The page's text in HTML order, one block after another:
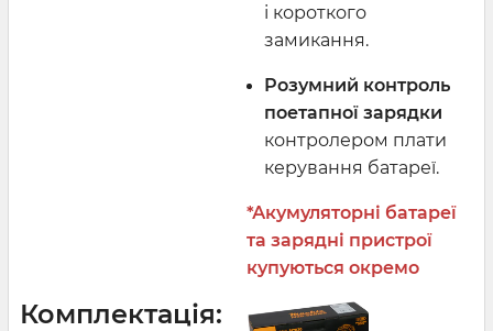
і короткого
замикання.
Розумний контроль
поетапної зарядки
контролером плати
керування батареї.
*Акумуляторні батареї
та зарядні пристрої
купуються окремо
Комплектація: